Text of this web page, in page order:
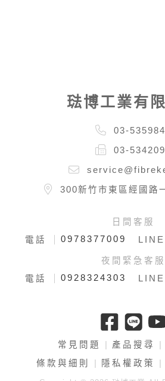
琺博工業有
03-
03-
300新竹市東區經國路
日間客服
電話
0978377009 LINE
夜間緊急客服
電話
0928324303 LINE
常見問題 產品搜尋
條款與細則
隱私權政策